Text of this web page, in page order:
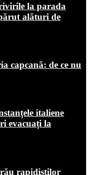
la parada
alături de
capcană: de ce nu
italiene
evacuați la
rapidiștilor